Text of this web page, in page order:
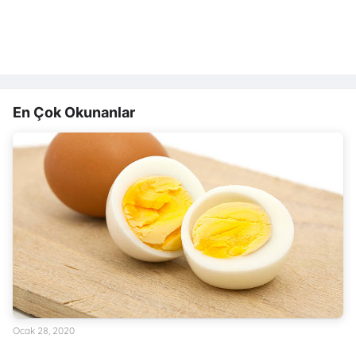
En Çok Okunanlar
Ocak 28, 2020